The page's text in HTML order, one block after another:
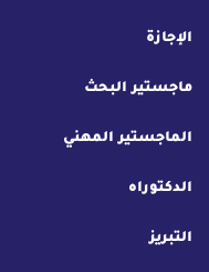
الإجازة
ماجستير البحث
الماجستير المهني
الدكتوراه
التبريز